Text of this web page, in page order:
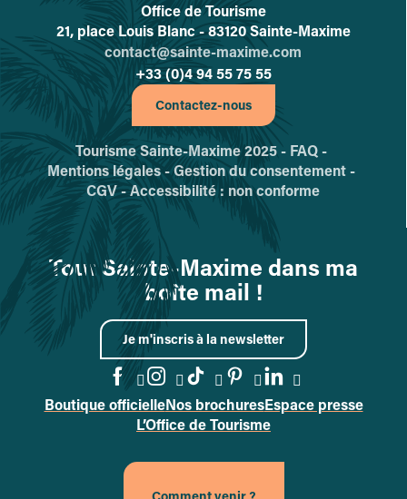
L'office de tourisme de Sainte-
Office de Tourisme
21, place Louis Blanc - 83120 Sainte-Maxime
contact@sainte-maxime.com
+33 (0)4 94 55 75 55
Contactez-nous
Tourisme Sainte-Maxime 2025 - FAQ -
Mentions légales -Gestion du consentement -
CGV -Accessibilité : non conforme
Tout Sainte-Maxime dans ma
boîte mail !
Je m'inscris à la newsletter
Accéder à la page Facebook
Accéder à la page
Accéder à la page
Accéder à la
Accéder à la
Boutique officielleNos brochuresEspace presse
L’Office de Tourisme